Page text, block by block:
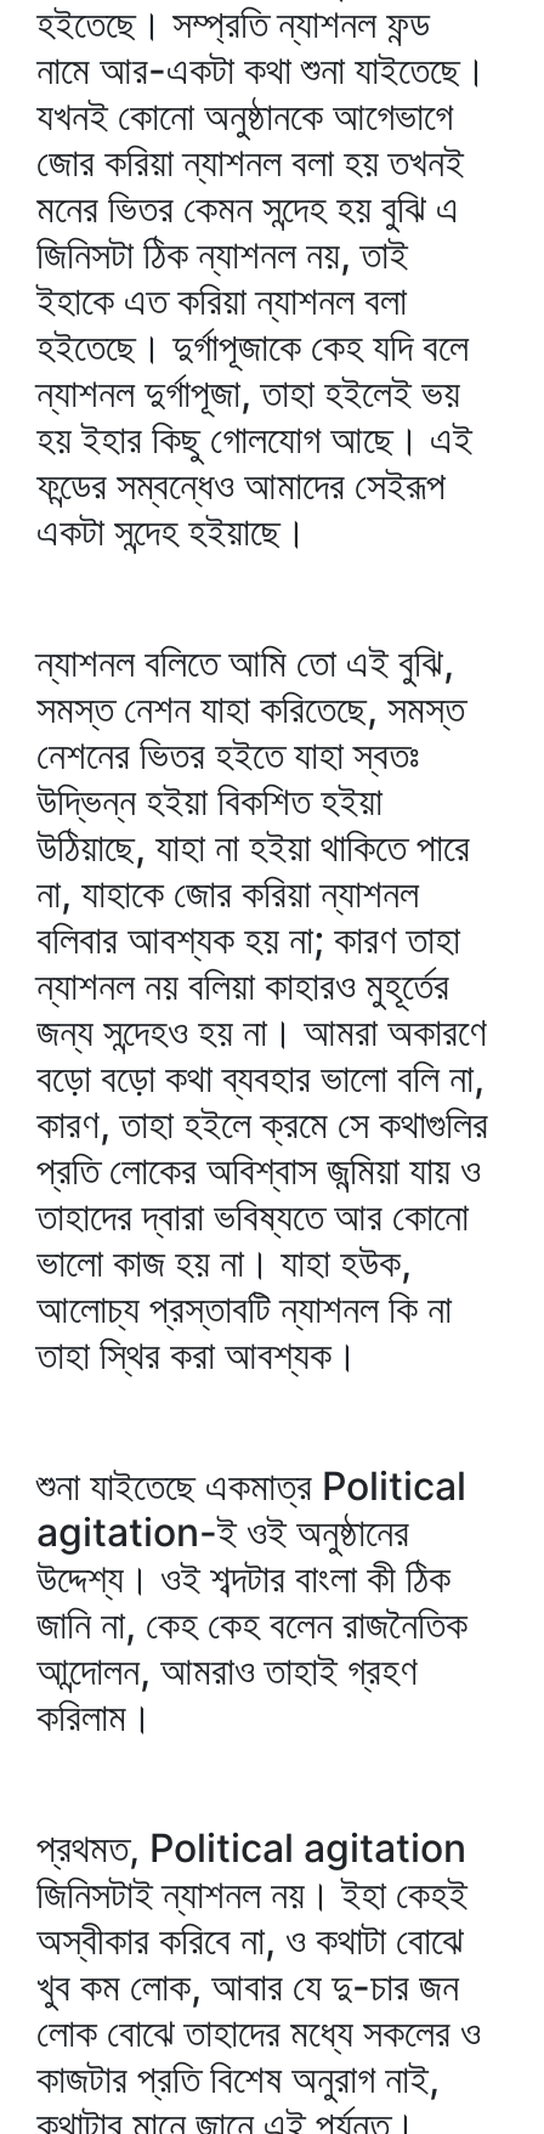
হইতেছে। সম্প্রতি ন্যাশনল ফন্ড
নামে আর-একটা কথা শুনা যাইতেছে।
যখনই কোনো অনুষ্ঠানকে আগেভাগে
জোর করিয়া ন্যাশনল বলা হয় তখনই
মনের ভিতর কেমন সন্দেহ হয় বুঝি এ
জিনিসটা ঠিক ন্যাশনল নয়, তাই
ইহাকে এত করিয়া ন্যাশনল বলা
হইতেছে। দুর্গাপূজাকে কেহ যদি বলে
ন্যাশনল দুর্গাপূজা, তাহা হইলেই ভয়
হয় ইহার কিছু গোলযোগ আছে। এই
ফন্ডের সম্বন্ধেও আমাদের সেইরূপ
একটা সন্দেহ হইয়াছে।
ন্যাশনল বলিতে আমি তো এই বুঝি,
সমস্ত নেশন যাহা করিতেছে, সমস্ত
নেশনের ভিতর হইতে যাহা স্বতঃ
উদ্ভিন্ন হইয়া বিকশিত হইয়া
উঠিয়াছে, যাহা না হইয়া থাকিতে পারে
না, যাহাকে জোর করিয়া ন্যাশনল
বলিবার আবশ্যক হয় না; কারণ তাহা
ন্যাশনল নয় বলিয়া কাহারও মুহূর্তের
জন্য সন্দেহও হয় না। আমরা অকারণে
বড়ো বড়ো কথা ব্যবহার ভালো বলি না,
কারণ, তাহা হইলে ক্রমে সে কথাগুলির
প্রতি লোকের অবিশ্বাস জন্মিয়া যায় ও
তাহাদের দ্বারা ভবিষ্যতে আর কোনো
ভালো কাজ হয় না। যাহা হউক,
আলোচ্য প্রস্তাবটি ন্যাশনল কি না
তাহা স্থির করা আবশ্যক।
শুনা যাইতেছে একমাত্র Political
agitation-ই ওই অনুষ্ঠানের
উদ্দেশ্য। ওই শব্দটার বাংলা কী ঠিক
জানি না, কেহ কেহ বলেন রাজনৈতিক
আন্দোলন, আমরাও তাহাই গ্রহণ
করিলাম।
প্রথমত, Political agitation
জিনিসটাই ন্যাশনল নয়। ইহা কেহই
অস্বীকার করিবে না, ও কথাটা বোঝে
খুব কম লোক, আবার যে দু-চার জন
লোক বোঝে তাহাদের মধ্যে সকলের ও
কাজটার প্রতি বিশেষ অনুরাগ নাই,